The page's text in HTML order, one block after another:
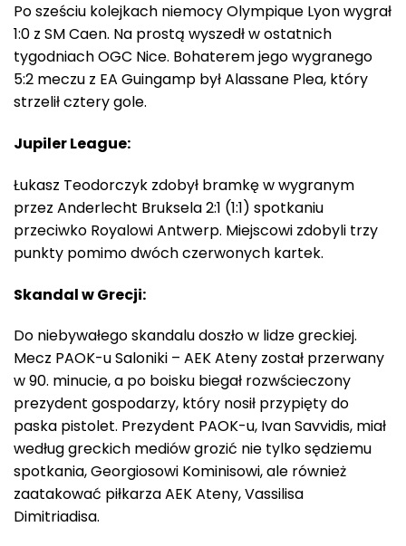
Po sześciu kolejkach niemocy Olympique Lyon wygrał
1:0 z SM Caen. Na prostą wyszedł w ostatnich
tygodniach OGC Nice. Bohaterem jego wygranego
5:2 meczu z EA Guingamp był Alassane Plea, który
strzelił cztery gole.
Jupiler League:
Łukasz Teodorczyk zdobył bramkę w wygranym
przez Anderlecht Bruksela 2:1 (1:1) spotkaniu
przeciwko Royalowi Antwerp. Miejscowi zdobyli trzy
punkty pomimo dwóch czerwonych kartek.
Skandal w Grecji:
Do niebywałego skandalu doszło w lidze greckiej.
Mecz PAOK-u Saloniki – AEK Ateny został przerwany
w 90. minucie, a po boisku biegał rozwścieczony
prezydent gospodarzy, który nosił przypięty do
paska pistolet. Prezydent PAOK-u, Ivan Savvidis, miał
według greckich mediów grozić nie tylko sędziemu
spotkania, Georgiosowi Kominisowi, ale również
zaatakować piłkarza AEK Ateny, Vassilisa
Dimitriadisa.